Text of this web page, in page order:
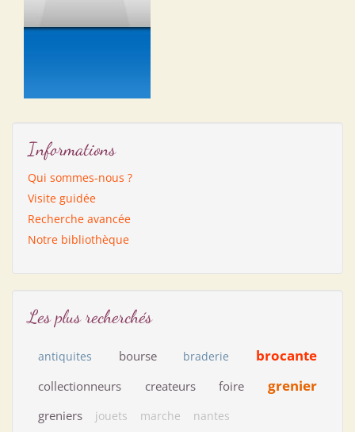
Informations
Qui sommes-nous ?
Visite guidée
Recherche avancée
Notre bibliothèque
Les plus recherchés
antiquites bourse braderie brocante
collectionneurs createurs foire grenier
greniers jouets marche nantes